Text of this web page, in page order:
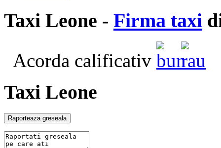
Taxi Leone - Firma taxi
Acorda calificativ
Taxi Leone